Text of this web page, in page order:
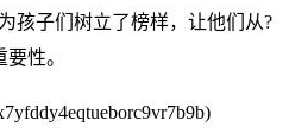
孩子们树立了榜样，让他们从?
性。